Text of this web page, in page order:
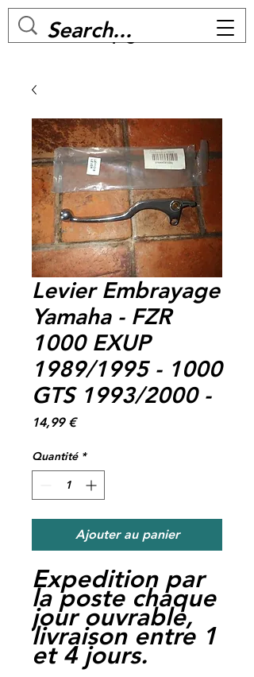
MC BIKE Perpignan
Levier Embrayage
Yamaha - FZR
1000 EXUP
1989/1995 - 1000
GTS 1993/2000 -
14,99 €Prix
Quantité *
Ajouter au panier
Expedition par
la poste chaque
jour ouvrable,
livraison entre 1
et 4 jours.